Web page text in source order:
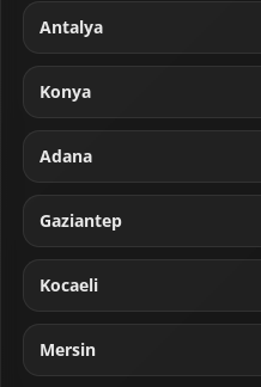
Antalya
Konya
Adana
Gaziantep
Kocaeli
Mersin